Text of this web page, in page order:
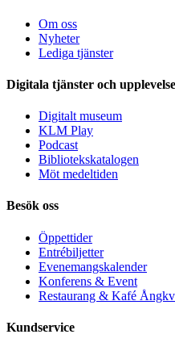
Om oss
Nyheter
Lediga tjänster
Digitala tjänster och
Digitalt museum
KLM Play
Podcast
Bibliotekskatalogen
Möt medeltiden
Besök oss
Öppettider
Entrébiljetter
Evenemangskalender
Konferens & Event
Restaurang & Kafé
Kundservice